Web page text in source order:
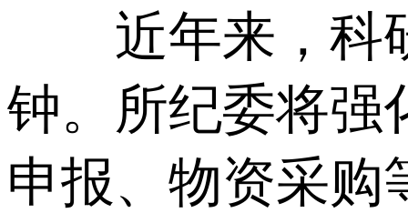
近年来，科研
钟。所纪委将强
申报、物资采购